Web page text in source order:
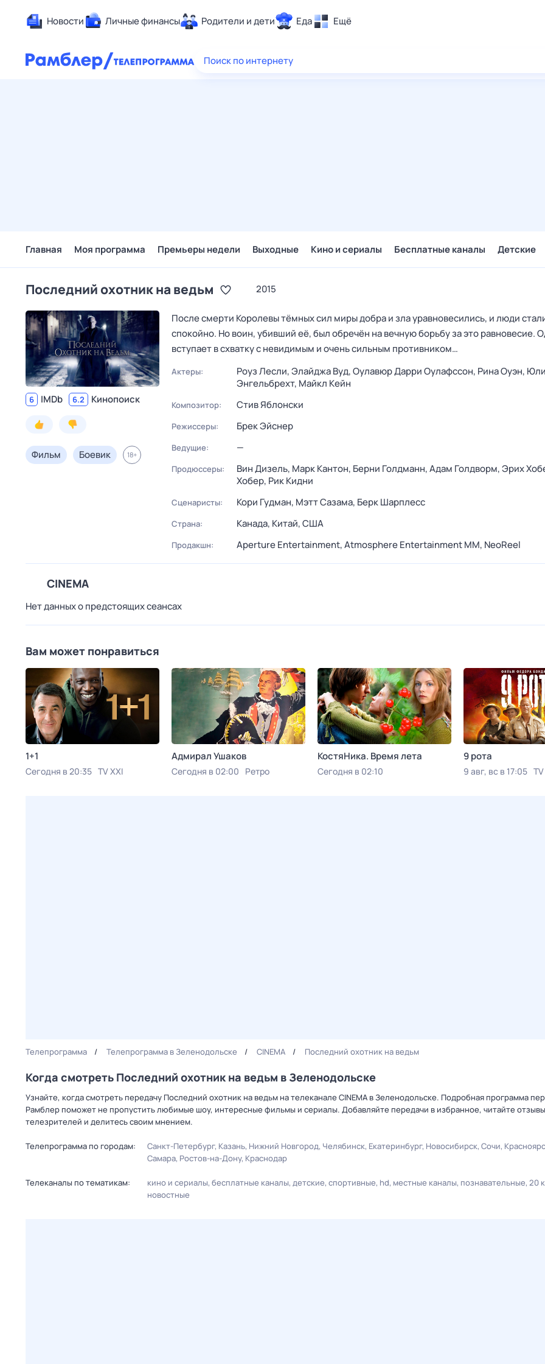
Новости Личные финансы Родители и дети Еда Ещё
Здоровье
Поиск по интернету
Главная Моя программа Премьеры недели Выходные Кино и сериалы Бесплатные каналы Детские
Последний охотник на ведьм 2015
6 IMDb 6.2 Кинопоиск
Фильм Боевик 18+
После смерти Королевы тёмных сил миры добра и зла уравновесились, и люди
спокойно. Но воин, убивший её, был обречён на вечную борьбу за это равновесие.
вступает в схватку с невидимым и очень сильным противником…
Актеры: Роуз Лесли,Элайджа Вуд,Оулавюр Дарри Оулафссон, Рина Оуэн, Юли
Энгельбрехт, Майкл Кейн
Композитор: Стив Яблонски
Режиссеры: Брек Эйснер
Ведущие: —
Продюссеры: Вин Дизель, Марк Кантон, Берни Голдманн,Адам Голдворм,Эрих
Хобер, Рик Кидни
Сценаристы: Кори Гудман, Мэтт Сазама, Берк Шарплесс
Страна: Канада, Китай,США
Продакшн: Aperture Entertainment,Atmosphere Entertainment MM, NeoReel
CINEMA
Нет данных о предстоящих сеансах
Вам может понравиться
1+1
Сегодня в 20:35 TV XXI
Адмирал Ушаков
Сегодня в 02:00 Ретро
КостяНика. Время лета
Сегодня в 02:10
9 рота
9 авг, вс в 17:05
Телепрограмма Телепрограмма в Зеленодольске CINEMA Последний охотник на ведьм
Когда смотреть Последний охотник на ведьм в Зеленодольске
Узнайте, когда смотреть передачу Последний охотник на ведьм на телеканале CINEMA в Зеленодольске. Подробная программа
Рамблер поможет не пропустить любимые шоу, интересные фильмы и сериалы. Добавляйте передачи в избранное, читайте отзывы
телезрителей и делитесь своим мнением.
Телепрограмма по городам: Санкт-Петербург Казань Нижний Новгород Челябинск Екатеринбург Новосибирск Сочи
Самара Ростов-на-Дону Краснодар
Телеканалы по тематикам: кино и сериалы бесплатные каналы детские спортивные hd местные каналы познавательные 20
новостные